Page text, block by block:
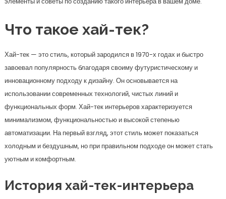
Что такое хай-тек?
Хай-тек — это стиль, который зародился в 1970-х годах и быстро
завоевал популярность благодаря своиму футуристическому и
инновационному подходу к дизайну. Он основывается на
использовании современных технологий, чистых линий и
функциональных форм. Хай-тек интерьеров характеризуется
минимализмом, функциональностью и высокой степенью
автоматизации. На первый взгляд, этот стиль может показаться
холодным и бездушным, но при правильном подходе он может стать
уютным и комфортным.
История хай-тек-интерьера